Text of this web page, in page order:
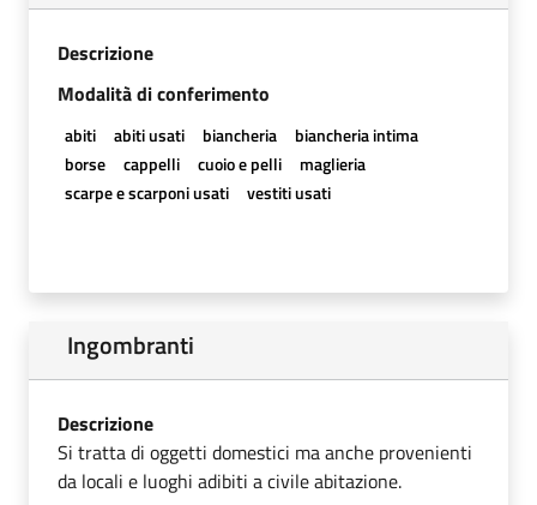
Descrizione
Modalità di conferimento
abiti abiti usati biancheria
biancheria intima
borse
cappelli cuoio e pelli
maglieria
scarpe e scarponi usati
vestiti usati
Ingombranti
Descrizione
Si tratta di oggetti domestici ma anche provenienti
da locali e luoghi adibiti a civile abitazione.